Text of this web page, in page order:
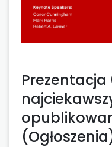
Prezentacja